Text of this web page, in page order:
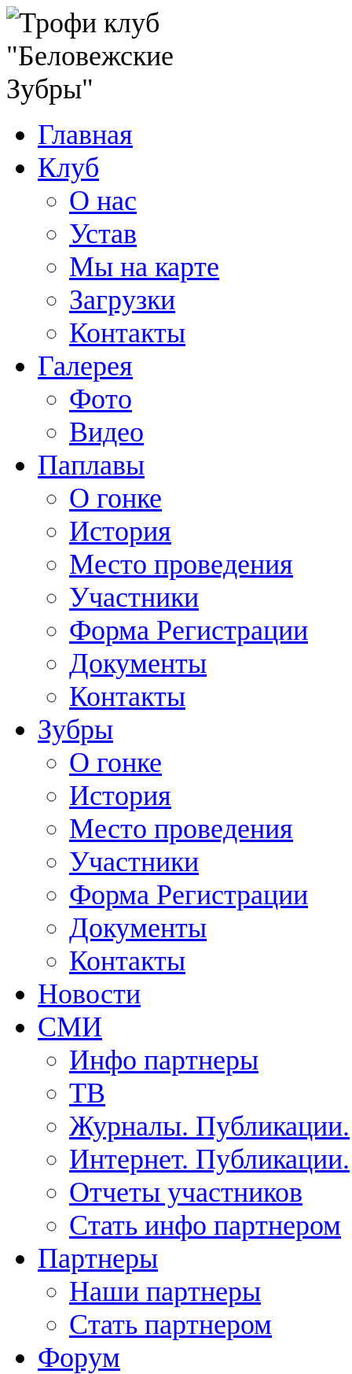
Главная
Клуб
О нас
Устав
Мы на карте
Загрузки
Контакты
Галерея
Фото
Видео
Паплавы
О гонке
История
Место проведения
Участники
Форма Регистрации
Документы
Контакты
Зубры
О гонке
История
Место проведения
Участники
Форма Регистрации
Документы
Контакты
Новости
СМИ
Инфо партнеры
ТВ
Журналы. Публикации.
Интернет. Публикации.
Отчеты участников
Стать инфо партнером
Партнеры
Наши партнеры
Стать партнером
Форум